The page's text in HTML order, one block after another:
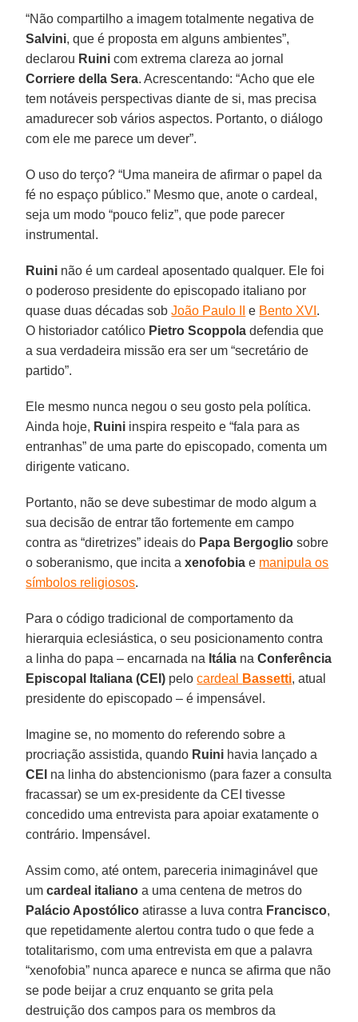
“Não compartilho a imagem totalmente negativa de
Salvini, que é proposta em alguns ambientes”,
declarou Ruini com extrema clareza ao jornal
Corriere della Sera. Acrescentando: “Acho que ele
tem notáveis perspectivas diante de si, mas precisa
amadurecer sob vários aspectos. Portanto, o diálogo
com ele me parece um dever”.
O uso do terço? “Uma maneira de afirmar o papel da
fé no espaço público.” Mesmo que, anote o cardeal,
seja um modo “pouco feliz”, que pode parecer
instrumental.
Ruini não é um cardeal aposentado qualquer. Ele foi
o poderoso presidente do episcopado italiano por
quase duas décadas sobJoão Paulo II e Bento XVI .
O historiador católico Pietro Scoppola defendia que
a sua verdadeira missão era ser um “secretário de
partido”.
Ele mesmo nunca negou o seu gosto pela política.
Ainda hoje, Ruini inspira respeito e “fala para as
entranhas” de uma parte do episcopado, comenta um
dirigente vaticano.
Portanto, não se deve subestimar de modo algum a
sua decisão de entrar tão fortemente em campo
contra as “diretrizes” ideais do Papa Bergoglio sobre
o soberanismo, que incita axenofobia e manipula os
símbolos religiosos.
Para o código tradicional de comportamento da
hierarquia eclesiástica, o seu posicionamento contra
a linha do papa – encarnada na Itália naConferência
Episcopal Italiana (CEI) pelocardeal Bassetti, atual
presidente do episcopado – é impensável.
Imagine se, no momento do referendo sobre a
procriação assistida, quando Ruini havia lançado a
CEI na linha do abstencionismo (para fazer a consulta
fracassar) se um ex-presidente da CEI tivesse
concedido uma entrevista para apoiar exatamente o
contrário. Impensável.
Assim como, até ontem, pareceria inimaginável que
umcardeal italiano a uma centena de metros do
Palácio Apostólico atirasse a luva contra Francisco,
que repetidamente alertou contra tudo o que fede a
totalitarismo, com uma entrevista em que a palavra
“xenofobia” nunca aparece e nunca se afirma que não
se pode beijar a cruz enquanto se grita pela
destruição dos campos para os membros da